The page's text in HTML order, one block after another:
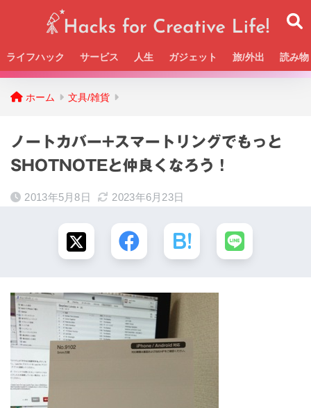
ライフハック サービス 人生 ガジェット 旅/外出 読み物
Beckの活動＆SNSまとめはこちら
ホーム 文具/雑貨
ノートカバー+スマートリングでもっと
SHOTNOTEと仲良くなろう！
2013年5月8日 2023年6月23日